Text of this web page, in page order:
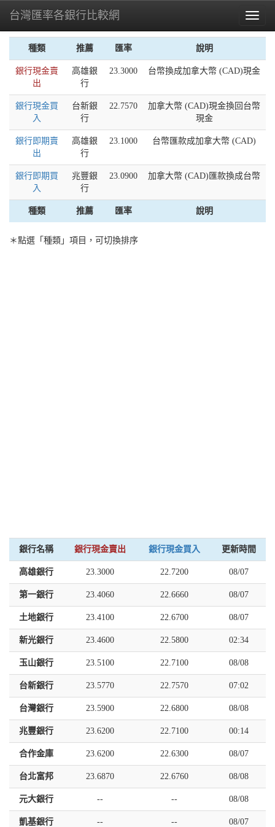
Toggle
台灣匯率各銀行比較網
種類 推薦 匯率 說明
銀行現金賣
出
高雄銀
行
23.3000 台幣換成加拿大幣 (CAD)現金
銀行現金買
入
台新銀
行
22.7570
加拿大幣 (CAD)現金換回台幣
現金
銀行即期賣
出
高雄銀
行
23.1000 台幣匯款成加拿大幣 (CAD)
銀行即期買
入
兆豐銀
行
23.0900 加拿大幣 (CAD)匯款換成台幣
種類 推薦 匯率 說明
＊點選「種類」項目，可切換排序
銀行名稱 銀行現金賣出 銀行現金買入 更新時間
高雄銀行 23.3000 22.7200 08/07
第一銀行 23.4060 22.6660 08/07
土地銀行 23.4100 22.6700 08/07
新光銀行 23.4600 22.5800 02:34
玉山銀行 23.5100 22.7100 08/08
台新銀行 23.5770 22.7570 07:02
台灣銀行 23.5900 22.6800 08/08
兆豐銀行 23.6200 22.7100 00:14
合作金庫 23.6200 22.6300 08/07
台北富邦 23.6870 22.6760 08/08
元大銀行 -- -- 08/08
凱基銀行 -- -- 08/07